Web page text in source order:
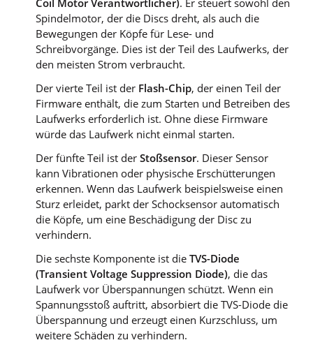
Spindelmotor, der die Discs dreht, als auch die
Bewegungen der Köpfe für Lese- und
Schreibvorgänge. Dies ist der Teil des Laufwerks, der
den meisten Strom verbraucht.
Der vierte Teil ist der Flash-Chip, der einen Teil der
Firmware enthält, die zum Starten und Betreiben des
Laufwerks erforderlich ist. Ohne diese Firmware
würde das Laufwerk nicht einmal starten.
Der fünfte Teil ist der Stoßsensor. Dieser Sensor
kann Vibrationen oder physische Erschütterungen
erkennen. Wenn das Laufwerk beispielsweise einen
Sturz erleidet, parkt der Schocksensor automatisch
die Köpfe, um eine Beschädigung der Disc zu
verhindern.
Die sechste Komponente ist die TVS-Diode
(Transient Voltage Suppression Diode), die das
Laufwerk vor Überspannungen schützt. Wenn ein
Spannungsstoß auftritt, absorbiert die TVS-Diode die
Überspannung und erzeugt einen Kurzschluss, um
weitere Schäden zu verhindern.